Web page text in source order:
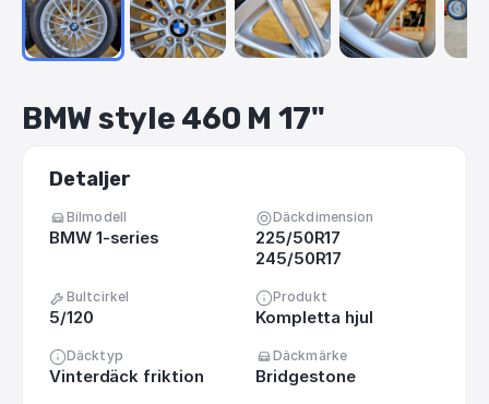
BMWstyle 460 M 17"
Detaljer
Bilmodell
BMW 1-series
Däckdimension
225/50R17
245/50R17
Bultcirkel
5/120
Produkt
Kompletta hjul
Däcktyp
Vinterdäck friktion
Däckmärke
Bridgestone